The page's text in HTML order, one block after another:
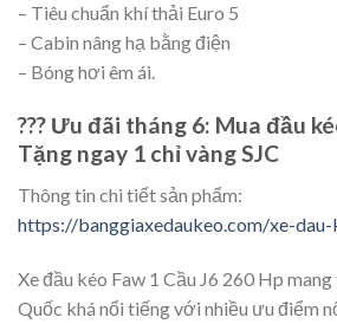
– Tiêu chuẩn khí thải Euro 5
– Cabin nâng hạ bằng điện
– Bóng hơi êm ái.
??? Ưu đãi tháng 6: Mua đầu
Tặng ngay 1 chỉ vàng SJC
Thông tin chi tiết sản phẩm:
https://banggiaxedaukeo.com/xe-
Xe đầu kéo Faw 1 Cầu J6 260 Hp
Quốc khá nổi tiếng với nhiều ưu điểm